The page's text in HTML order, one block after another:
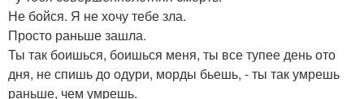
Не бойся. Я не хочу тебе зла.
Просто раньше зашла.
Ты так боишься, боишься меня, ты все тупее день ото
дня, не спишь до одури, морды бьешь, - ты так умрешь
раньше, чем умрешь.